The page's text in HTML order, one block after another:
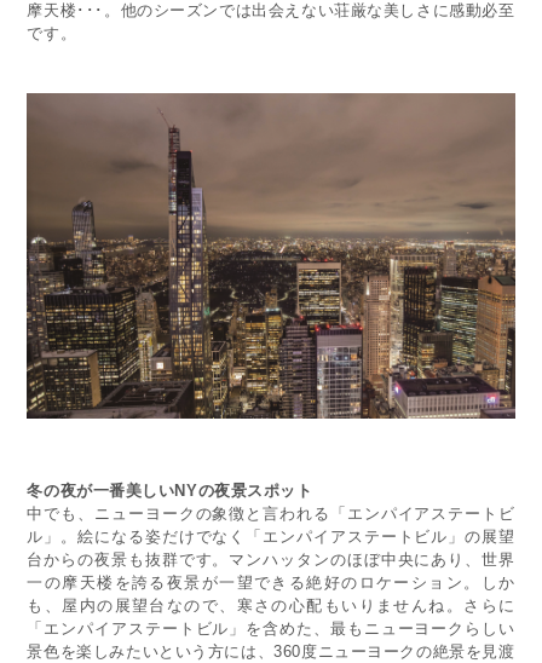
摩天楼･･･。他のシーズンでは出会えない荘厳な美しさに感動必至
です。
冬の夜が一番美しいNYの夜景スポット
中でも、ニューヨークの象徴と言われる「エンパイアステートビ
ル」。絵になる姿だけでなく「エンパイアステートビル」の展望
台からの夜景も抜群です。マンハッタンのほぼ中央にあり、世界
一の摩天楼を誇る夜景が一望できる絶好のロケーション。しか
も、屋内の展望台なので、寒さの心配もいりませんね。さらに
「エンパイアステートビル」を含めた、最もニューヨークらしい
景色を楽しみたいという方には、360度ニューヨークの絶景を見渡